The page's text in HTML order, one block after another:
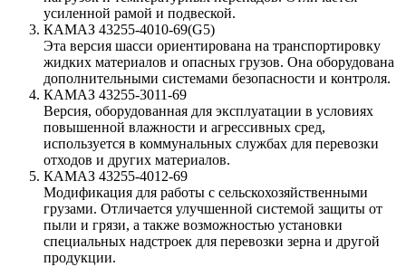
усиленной рамой и подвеской.
КАМАЗ 43255-4010-69(G5)
Эта версия шасси ориентирована на транспортировку
жидких материалов и опасных грузов. Она оборудована
дополнительными системами безопасности и контроля.
КАМАЗ 43255-3011-69
Версия, оборудованная для эксплуатации в условиях
повышенной влажности и агрессивных сред,
используется в коммунальных службах для перевозки
отходов и других материалов.
КАМАЗ 43255-4012-69
Модификация для работы с сельскохозяйственными
грузами. Отличается улучшенной системой защиты от
пыли и грязи, а также возможностью установки
специальных надстроек для перевозки зерна и другой
продукции.